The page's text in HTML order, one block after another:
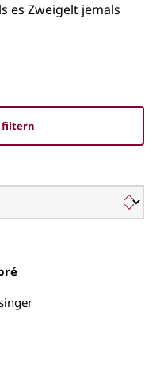
es Zweigelt jemals
filtern